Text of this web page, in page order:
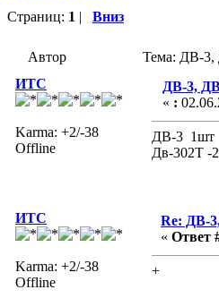
Страниц: 1 | Вниз
Автор
Тема: ДВ-3,
ИТС
Karma: +2/-38
Offline
ДВ-3,
« :
ДВ-3 1шт
Дв-302Т -
ИТС
Karma: +2/-38
Offline
Re: ДВ-
« Ответ
+